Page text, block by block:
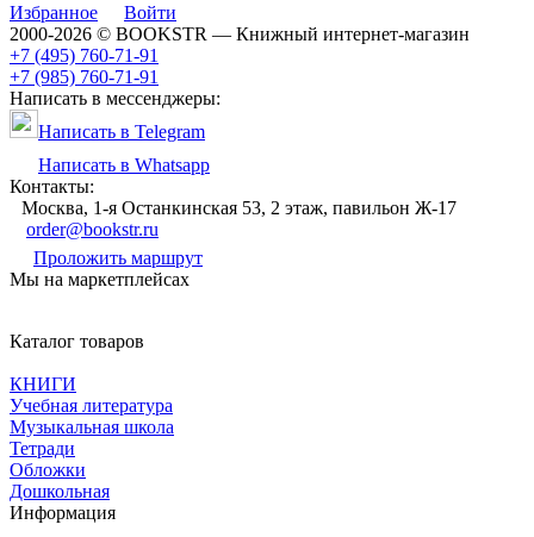
Избранное
Войти
2000-2026 © BOOKSTR — Книжный интернет-магазин
+7 (495) 760-71-91
+7 (985) 760-71-91
Написать в мессенджеры:
Написать в Telegram
Написать в Whatsapp
Контакты:
Москва, 1-я Останкинская 53, 2 этаж, павильон Ж-17
order@bookstr.ru
Проложить маршрут
Мы на маркетплейсах
Каталог товаров
КНИГИ
Учебная литература
Музыкальная школа
Тетради
Обложки
Дошкольная
Информация